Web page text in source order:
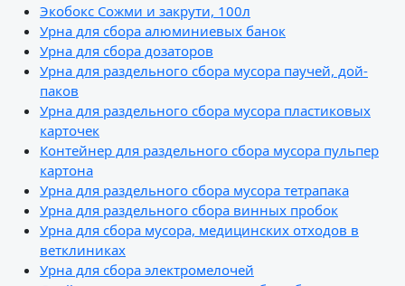
Экобокс Сожми и закрути, 100л
Урна для сбора алюминиевых банок
Урна для сбора дозаторов
Урна для раздельного сбора мусора паучей, дой-
паков
Урна для раздельного сбора мусора пластиковых
карточек
Контейнер для раздельного сбора мусора пульпер
картона
Урна для раздельного сбора мусора тетрапака
Урна для раздельного сбора винных пробок
Урна для сбора мусора, медицинских отходов в
ветклиниках
Урна для сбора электромелочей